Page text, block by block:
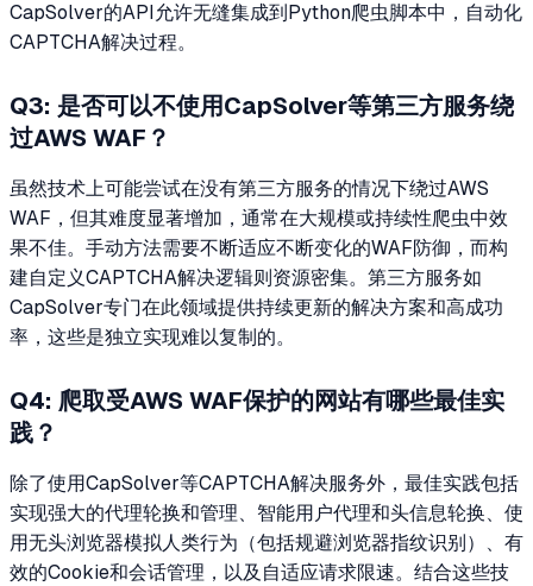
CapSolver的API允许无缝集成到Python爬虫脚本中，自动化
CAPTCHA解决过程。
Q3: 是否可以不使用CapSolver等第三方服务绕
过AWS WAF？
虽然技术上可能尝试在没有第三方服务的情况下绕过AWS
WAF，但其难度显著增加，通常在大规模或持续性爬虫中效
果不佳。手动方法需要不断适应不断变化的WAF防御，而构
建自定义CAPTCHA解决逻辑则资源密集。第三方服务如
CapSolver专门在此领域提供持续更新的解决方案和高成功
率，这些是独立实现难以复制的。
Q4: 爬取受AWS WAF保护的网站有哪些最佳实
践？
除了使用CapSolver等CAPTCHA解决服务外，最佳实践包括
实现强大的代理轮换和管理、智能用户代理和头信息轮换、使
用无头浏览器模拟人类行为（包括规避浏览器指纹识别）、有
效的Cookie和会话管理，以及自适应请求限速。结合这些技